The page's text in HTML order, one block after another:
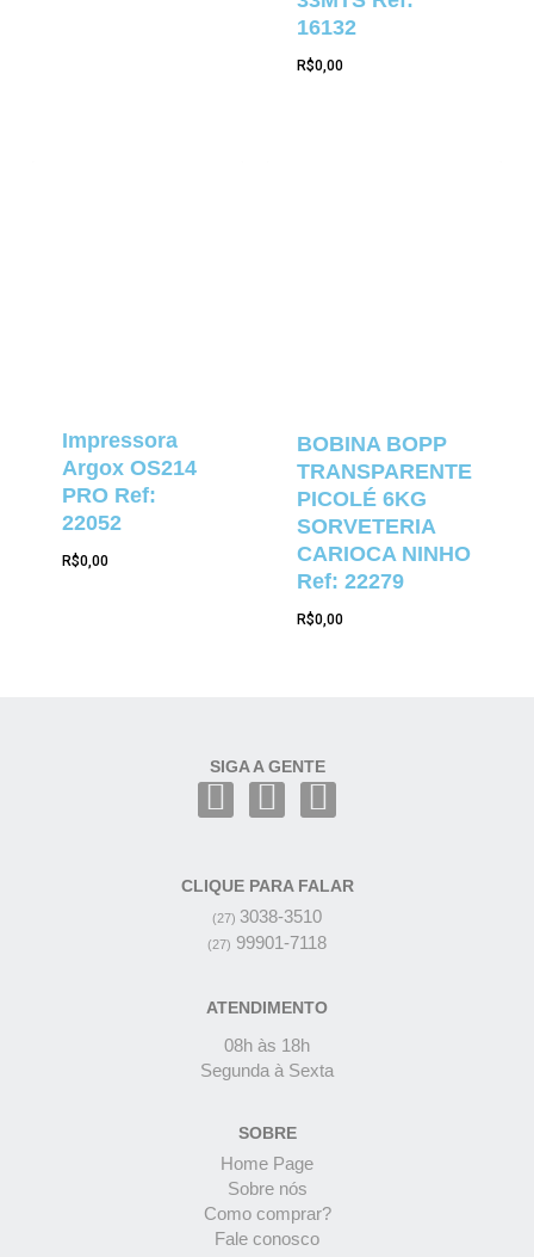
16132
R$0,00
Impressora
Argox OS214
PRO Ref:
22052
R$0,00
BOBINA BOPP
TRANSPARENTE
PICOLÉ 6KG
SORVETERIA
CARIOCA NINHO
Ref: 22279
R$0,00
SIGA A GENTE
CLIQUE PARA FALAR
(27) 3038-3510
(27) 99901-7118
ATENDIMENTO
08h às 18h
Segunda à Sexta
SOBRE
Home Page
Sobre nós
Como comprar?
Fale conosco